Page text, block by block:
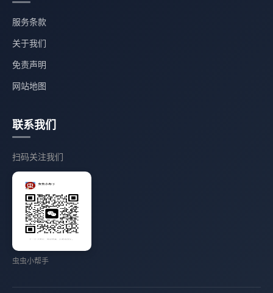
服务条款
关于我们
免责声明
网站地图
联系我们
扫码关注我们
虫虫小帮手